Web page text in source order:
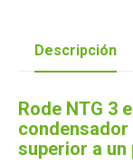
Descripción
Rode NTG 3
condensador
superior a